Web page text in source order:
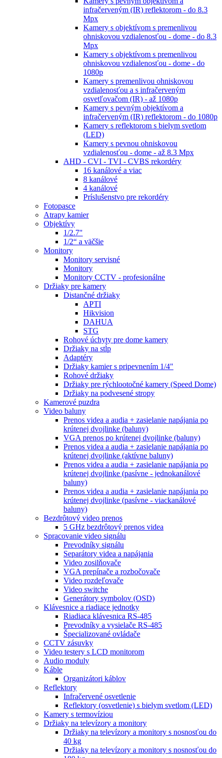
infračerveným (IR) reflektorom - do 8.3
Mpx
Kamery s objektívom s premenlivou
ohniskovou vzdialenosťou - dome - do 8.3
Mpx
Kamery s objektívom s premenlivou
ohniskovou vzdialenosťou - dome - do
1080p
Kamery s premenlivou ohniskovou
vzdialenosťou a s infračerveným
osvetľovačom (IR) - až 1080p
Kamery s pevným objektívom a
infračerveným (IR) reflektorom - do 1080p
Kamery s reflektorom s bielym svetlom
(LED)
Kamery s pevnou ohniskovou
vzdialenosťou - dome - až 8.3 Mpx
AHD - CVI - TVI - CVBS rekordéry
16 kanálové a viac
8 kanálové
4 kanálové
Príslušenstvo pre rekordéry
Fotopasce
Atrapy kamier
Objektívy
1/2.7"
1/2“ a väčšie
Monitory
Monitory servisné
Monitory
Monitory CCTV - profesionálne
Držiaky pre kamery
Distančné držiaky
APTI
Hikvision
DAHUA
STG
Rohové úchyty pre dome kamery
Držiaky na stĺp
Adaptéry
Držiaky kamier s pripevnením 1/4"
Rohové držiaky
Držiaky pre rýchlootočné kamery (Speed Dome)
Držiaky na podvesené stropy
Kamerové puzdra
Video baluny
Prenos videa a audia + zasielanie napájania po
krútenej dvojlinke (baluny)
VGA prenos po krútenej dvojlinke (baluny)
Prenos videa a audia + zasielanie napájania po
krútenej dvojlinke (aktívne baluny)
Prenos videa a audia + zasielanie napájania po
krútenej dvojlinke (pasívne - jednokanálové
baluny)
Prenos videa a audia + zasielanie napájania po
krútenej dvojlinke (pasívne - viackanálové
baluny)
Bezdrôtový video prenos
5 GHz bezdrôtový prenos videa
Spracovanie video signálu
Prevodníky signálu
Separátory videa a napájania
Video zosilňovače
VGA prepínače a rozbočovače
Video rozdeľovače
Video switche
Generátory symbolov (OSD)
Klávesnice a riadiace jednotky
Riadiaca klávesnica RS-485
Prevodníky a vysielače RS-485
Špecializované ovládače
CCTV zásuvky
Video testery s LCD monitorom
Audio moduly
Káble
Organizátori káblov
Reflektory
Infračervené osvetlenie
Reflektory (osvetlenie) s bielym svetlom (LED)
Kamery s termovíziou
Držiaky na televízory a monitory
Držiaky na televízory a monitory s nosnosťou do
40 kg
Držiaky na televízory a monitory s nosnosťou do